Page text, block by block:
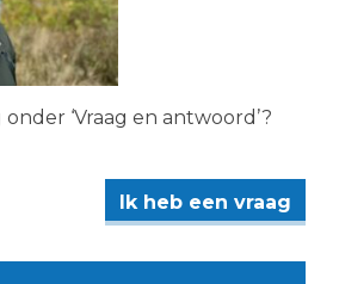
‘Vraag en antwoord’?
Ik heb een vraag